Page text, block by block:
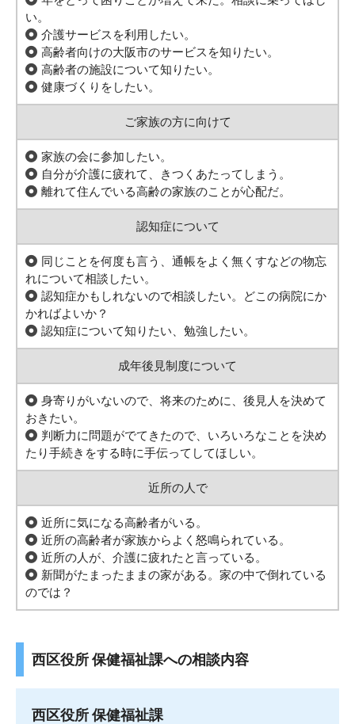
い。
介護サービスを利用したい。
高齢者向けの大阪市のサービスを知りたい。
高齢者の施設について知りたい。
健康づくりをしたい。
ご家族の方に向けて
家族の会に参加したい。
自分が介護に疲れて、きつくあたってしまう。
離れて住んでいる高齢の家族のことが心配だ。
認知症について
同じことを何度も言う、通帳をよく無くすなどの物忘
れについて相談したい。
認知症かもしれないので相談したい。どこの病院にか
かればよいか？
認知症について知りたい、勉強したい。
成年後見制度について
身寄りがいないので、将来のために、後見人を決めて
おきたい。
判断力に問題がでてきたので、いろいろなことを決め
たり手続きをする時に手伝ってしてほしい。
近所の人で
近所に気になる高齢者がいる。
近所の高齢者が家族からよく怒鳴られている。
近所の人が、介護に疲れたと言っている。
新聞がたまったままの家がある。家の中で倒れている
のでは？
西区役所 保健福祉課への相談内容
西区役所 保健福祉課